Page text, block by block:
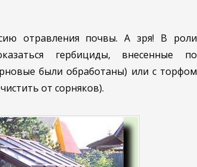
отравления почвы. А зря! В роли
гербициды, внесенные по
были обработаны) или с торфом
от сорняков).